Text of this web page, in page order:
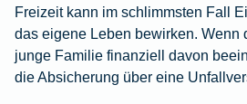
Freizeit kann im schlimmsten Fall
das eigene Leben bewirken. Wenn
junge Familie finanziell davon
die Absicherung über eine